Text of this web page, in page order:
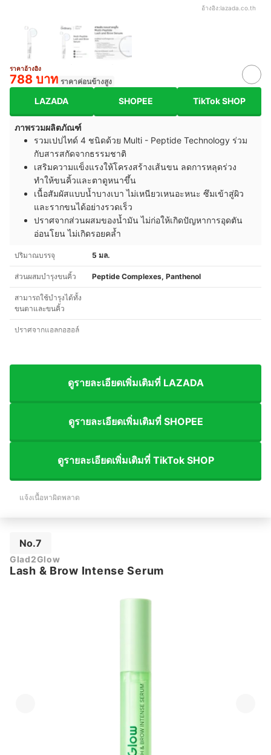
อ้างอิง:lazada.co.th
ราคาอ้างอิง
788 บาท ราคาค่อนข้างสูง
LAZADA SHOPEE TikTok SHOP
ภาพรวมผลิตภัณฑ์
รวมเปปไทด์ 4 ชนิดด้วย Multi - Peptide Technology ร่วม
กับสารสกัดจากธรรมชาติ
เสริมความแข็งแรงให้โครงสร้างเส้นขน ลดการหลุดร่วง
ทำให้ขนคิ้วและตาดูหนาขึ้น
เนื้อสัมผัสแบบน้ำบางเบา ไม่เหนียวเหนอะหนะ ซึมเข้าสู่ผิว
และรากขนได้อย่างรวดเร็ว
ปราศจากส่วนผสมของน้ำมัน ไม่ก่อให้เกิดปัญหาการอุดตัน
อ่อนโยน ไม่เกิดรอยคล้ำ
ปริมาณบรรจุ 5 มล.
ส่วนผสมบำรุงขนคิ้ว Peptide Complexes, Panthenol
สามารถใช้บำรุงได้ทั้ง
ขนตาและขนคิ้ว
ปราศจากแอลกอฮอล์
ดูรายละเอียดเพิ่มเติมที่ LAZADA
ดูรายละเอียดเพิ่มเติมที่ SHOPEE
ดูรายละเอียดเพิ่มเติมที่ TikTok SHOP
แจ้งเนื้อหาผิดพลาด
No.7
Glad2Glow
Lash & Brow Intense Serum